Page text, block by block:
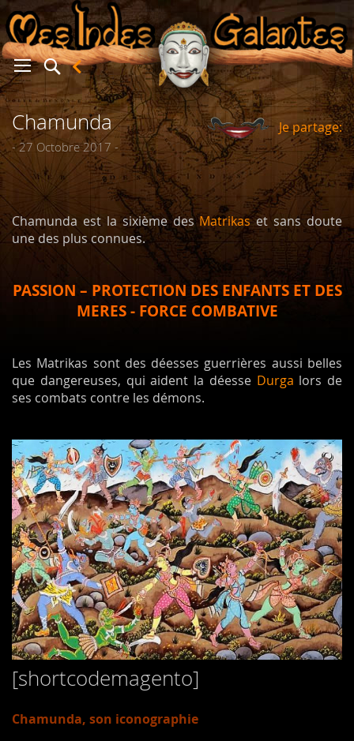
Chamunda
- 27 Octobre 2017 -
Je partage:
Chamunda est la sixième desMatrikaset sans doute
une des plus connues.
PASSION – PROTECTION DES ENFANTS ET DES
MERES - FORCE COMBATIVE
Les Matrikas sont des déesses guerrières aussi belles
que dangereuses, qui aident la déesse Durga lors de
ses combats contre les démons.
[shortcodemagento]
Chamunda, son iconographie